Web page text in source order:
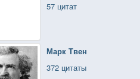
57 цитат
Марк Твен
372 цитаты